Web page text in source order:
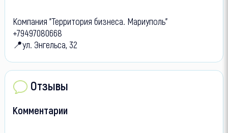
Компания "Территория бизнеса. Мариуполь"
+79497080668
📍ул. Энгельса, 32
Отзывы
Комментарии